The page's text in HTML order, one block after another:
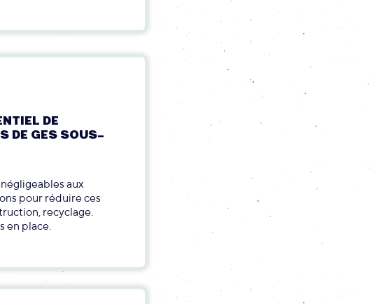
DE
DE GES SOUS-
aux
pour réduire ces
recyclage.
en place.